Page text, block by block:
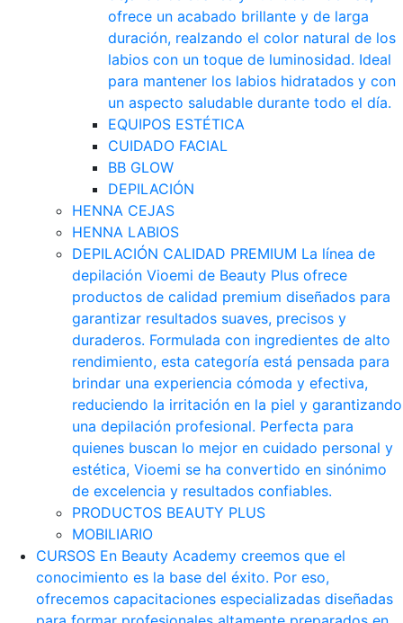
ofrece un acabado brillante y de larga
duración, realzando el color natural de los
labios con un toque de luminosidad. Ideal
para mantener los labios hidratados y con
un aspecto saludable durante todo el día.
EQUIPOS ESTÉTICA
CUIDADO FACIAL
BB GLOW
DEPILACIÓN
HENNA CEJAS
HENNA LABIOS
DEPILACIÓN CALIDAD PREMIUM La línea de
depilación Vioemi de Beauty Plus ofrece
productos de calidad premium diseñados para
garantizar resultados suaves, precisos y
duraderos. Formulada con ingredientes de alto
rendimiento, esta categoría está pensada para
brindar una experiencia cómoda y efectiva,
reduciendo la irritación en la piel y garantizando
una depilación profesional. Perfecta para
quienes buscan lo mejor en cuidado personal y
estética, Vioemi se ha convertido en sinónimo
de excelencia y resultados confiables.
PRODUCTOS BEAUTY PLUS
MOBILIARIO
CURSOS En Beauty Academy creemos que el
conocimiento es la base del éxito. Por eso,
ofrecemos capacitaciones especializadas diseñadas